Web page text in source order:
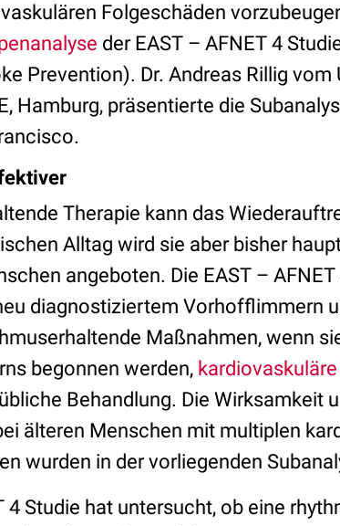
Folgeschäden
der EAST – AFNET 4
Prevention). Dr. Andreas Rillig vom
Hamburg, präsentierte die
Therapie kann das
Alltag wird sie aber bisher
angeboten. Die EAST –
diagnostiziertem Vorhofflimmern
Maßnahmen, wenn
begonnen werden,
Behandlung. Die Wirksamkeit
älteren Menschen mit multiplen
wurden in der vorliegenden
4 Studie hat untersucht, ob eine